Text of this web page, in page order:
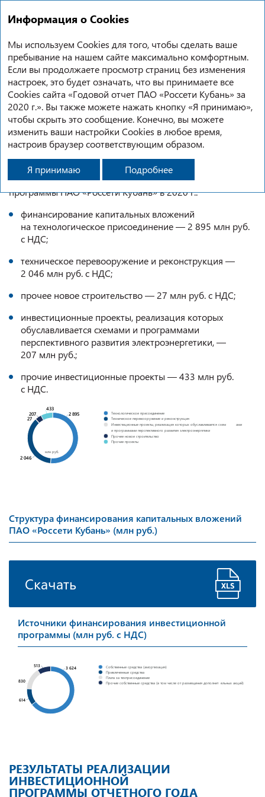
Годовой отчет
Направления и структура финансирования капитальных вложений
НАПРАВЛЕНИЯ И СТРУКТУРА
ФИНАНСИРОВАНИЯ
КАПИТАЛЬНЫХ ВЛОЖЕНИЙ
Основные направления реализации инвестиционной
программы ПАО «Россети Кубань» в 2020 г.:
финансирование капитальных вложений
на технологическое присоединение — 2 895 млн руб.
с НДС;
техническое перевооружение и реконструкция —
2 046 млн руб. с НДС;
прочее новое строительство — 27 млн руб. с НДС;
инвестиционные проекты, реализация которых
обуславливается схемами и программами
перспективного развития электроэнергетики, —
207 млн руб.;
прочие инвестиционные проекты — 433 млн руб.
с НДС.
2 046
27
207
433
Технологическое присоединение
Техническое перевооружение и реконструкция
Инвестиционные проекты, реализация которых обуславливается схем
ами
и программами перспективного развития электроэнергетики
Прочее новое строительство
Прочие проекты
2 895
млн руб.
Структура финансирования капитальных вложений
ПАО «Россети Кубань» (млн руб.)
Скачать
Источники финансирования инвестиционной
программы (млн руб. с НДС)
614
830
513 3 624 Собственные средства (амортизация)
Привлеченные средства
Плата за техприсоединение
Прочие собственные средства (в том числе от размещения дополнит ельных акций)
РЕЗУЛЬТАТЫ РЕАЛИЗАЦИИ
ИНВЕСТИЦИОННОЙ
ПРОГРАММЫ ОТЧЕТНОГО ГОДА
Информация о Cookies
Мы используем Cookies для того, чтобы сделать ваше
пребывание на нашем сайте максимально комфортным.
Если вы продолжаете просмотр страниц без изменения
настроек, это будет означать, что вы принимаете все
Cookies сайта «Годовой отчет ПАО «Россети Кубань» за
2020 г.». Вы также можете нажать кнопку «Я принимаю»,
чтобы скрыть это сообщение. Конечно, вы можете
изменить ваши настройки Cookies в любое время,
настроив браузер соответствующим образом.
Я принимаю Подробнее